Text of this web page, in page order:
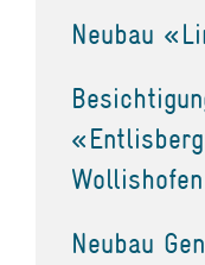
Neubau
Wollishofen
Neubau